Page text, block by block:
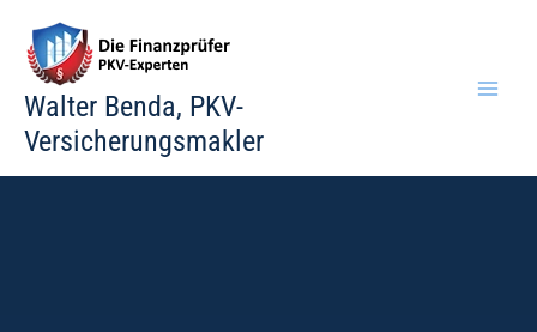
Inhalt
springen
Walter Benda, PKV-
Versicherungsmakler